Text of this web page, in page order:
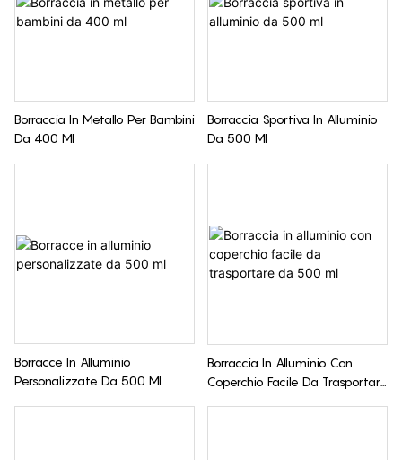
Borraccia In Metallo Per Bambini
Da 400 Ml
Borraccia Sportiva In Alluminio
Da 500 Ml
Borracce In Alluminio
Personalizzate Da 500 Ml
Borraccia In Alluminio Con
Coperchio Facile Da Trasportare